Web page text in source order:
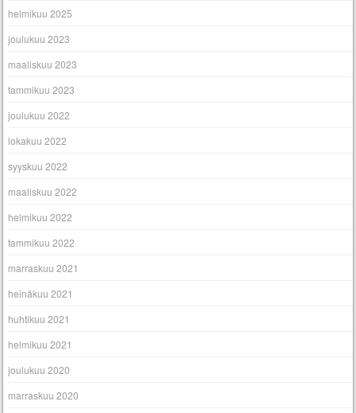
helmikuu 2025
joulukuu 2023
maaliskuu 2023
tammikuu 2023
joulukuu 2022
lokakuu 2022
syyskuu 2022
maaliskuu 2022
helmikuu 2022
tammikuu 2022
marraskuu 2021
heinäkuu 2021
huhtikuu 2021
helmikuu 2021
joulukuu 2020
marraskuu 2020